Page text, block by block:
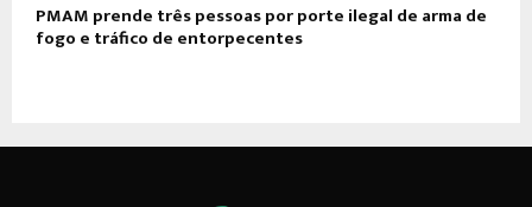
PMAM prende três pessoas por porte ilegal de arma de
fogo e tráfico de entorpecentes